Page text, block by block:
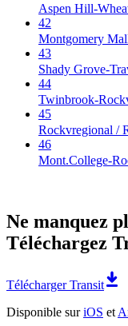
Aspen Hill-
42
Montgomery
43
Shady Grove-
44
Twinbrook-
45
Rockvregional /
46
Mont.College-
Ne manquez
Téléchargez
Télécharger Transit
Disponible suriOS et